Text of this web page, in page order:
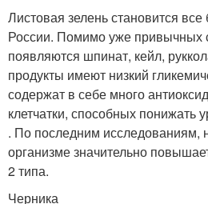
Листовая зелень становится
России. Помимо уже привычных
появляются шпинат, кейл,
продукты имеют низкий
содержат в себе много
клетчатки, способных понижать
. По последним исследованиям,
организме значительно
2 типа.
Черника